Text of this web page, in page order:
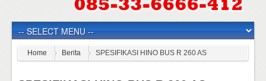
Home Berita SPESIFIKASI HINO BUS R 260 AS